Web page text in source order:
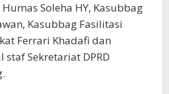
Soleha HY, Kasubbag
Kasubbag Fasilitasi
Ferrari Khadafi dan
Sekretariat DPRD